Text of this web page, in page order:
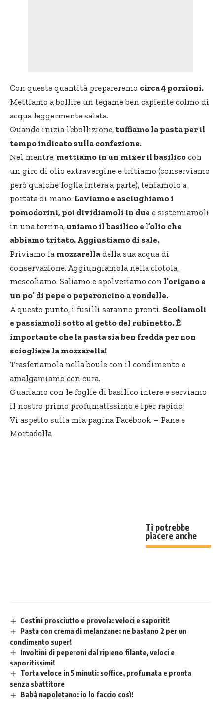
Con queste quantità prepareremo circa 4 porzioni.
Mettiamo a bollire un tegame ben capiente colmo di
acqua leggermente salata.
Quando inizia l’ebollizione, tuffiamo la pasta per il
tempo indicato sulla confezione.
Nel mentre, mettiamo in un mixer il basilico con
un giro di olio extravergine e tritiamo (conserviamo
però qualche foglia intera a parte), teniamolo a
portata di mano. Laviamo e asciughiamo i
pomodorini, poi dividiamoli in due e sistemiamoli
in una terrina, uniamo il basilico e l’olio che
abbiamo tritato. Aggiustiamo di sale.
Priviamo la mozzarella della sua acqua di
conservazione. Aggiungiamola nella ciotola,
mescoliamo. Saliamo e spolveriamo con l’origano e
un po’ di pepe o peperoncino a rondelle.
A questo punto, i fusilli saranno pronti. Scoliamoli
e passiamoli sotto al getto del rubinetto. È
importante che la pasta sia ben fredda per non
sciogliere la mozzarella!
Trasferiamola nella boule con il condimento e
amalgamiamo con cura.
Guariamo con le foglie di basilico intere e serviamo
il nostro primo profumatissimo e iper rapido!
Vi aspetto sulla mia pagina Facebook – Pane e
Mortadella
Ti potrebbe
piacere anche
Cestini prosciutto e provola: veloci e saporiti!
Pasta con crema di melanzane: ne bastano 2 per un
condimento super!
Involtini di peperoni dal ripieno filante, veloci e
saporitissimi!
Torta veloce in 5 minuti: soffice, profumata e pronta
senza sbattitore
Babà napoletano: io lo faccio così!